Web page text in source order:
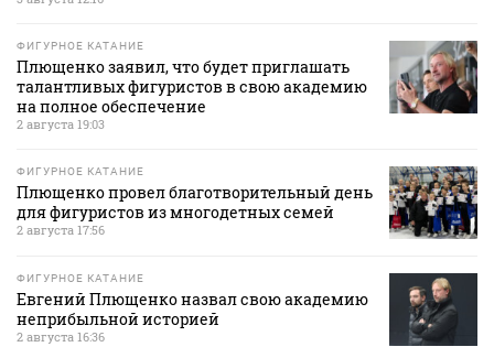
ФИГУРНОЕ КАТАНИЕ
Плющенко заявил, что будет приглашать
талантливых фигуристов в свою академию
на полное обеспечение
2 августа 19:03
ФИГУРНОЕ КАТАНИЕ
Плющенко провел благотворительный день
для фигуристов из многодетных семей
2 августа 17:56
ФИГУРНОЕ КАТАНИЕ
Евгений Плющенко назвал свою академию
неприбыльной историей
2 августа 16:36